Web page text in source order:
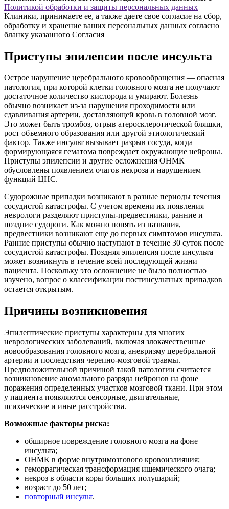
Политикой обработки и защиты персональных данных
Клиники, принимаете ее, а также даете свое согласие на сбор,
обработку и хранение ваших персональных данных согласно
бланку указанного Согласия
Приступы эпилепсии после инсульта
Острое нарушение церебрального кровообращения — опасная
патология, при которой клетки головного мозга не получают
достаточное количество кислорода и умирают. Болезнь
обычно возникает из-за нарушения проходимости или
сдавливания артерии, доставляющей кровь в головной мозг.
Это может быть тромбоз, отрыв атеросклеротической бляшки,
рост объемного образования или другой этиологический
фактор. Также инсульт вызывает разрыв сосуда, когда
формирующаяся гематома повреждает окружающие нейроны.
Приступы эпилепсии и другие осложнения ОНМК
обусловлены появлением очагов некроза и нарушением
функций ЦНС.
Судорожные припадки возникают в разные периоды течения
сосудистой катастрофы. С учетом времени их появления
неврологи разделяют приступы-предвестники, ранние и
поздние судороги. Как можно понять из названия,
предвестники возникают еще до первых симптомов инсульта.
Ранние приступы обычно наступают в течение 30 суток после
сосудистой катастрофы. Поздняя эпилепсия после инсульта
может возникнуть в течение всей последующей жизни
пациента. Поскольку это осложнение не было полностью
изучено, вопрос о классификации постинсультных припадков
остается открытым.
Причины возникновения
Эпилептические приступы характерны для многих
неврологических заболеваний, включая злокачественные
новообразования головного мозга, аневризму церебральной
артерии и последствия черепно-мозговой травмы.
Предположительной причиной такой патологии считается
возникновение аномального разряда нейронов на фоне
поражения определенных участков мозговой ткани. При этом
у пациента появляются сенсорные, двигательные,
психические и иные расстройства.
Возможные факторы риска:
обширное повреждение головного мозга на фоне
инсульта;
ОНМК в форме внутримозгового кровоизлияния;
геморрагическая трансформация ишемического очага;
некроз в области коры больших полушарий;
возраст до 50 лет;
повторный инсульт.